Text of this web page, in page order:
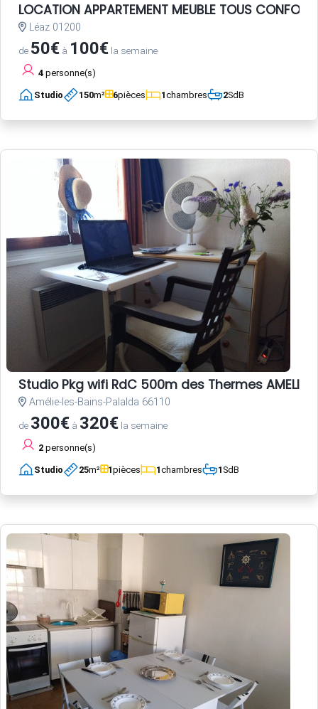
LOCATION APPARTEMENT MEUBLE TOUS CONFORT
Léaz 01200
de 50€ à 100€ la semaine
4 personne(s)
Studio 150m² 6pièces 1chambres 2SdB
Studio Pkg wifi RdC 500m des Thermes AMELIE
Amélie-les-Bains-Palalda 66110
de 300€ à 320€ la semaine
2 personne(s)
Studio 25m² 1pièces 1chambres 1SdB